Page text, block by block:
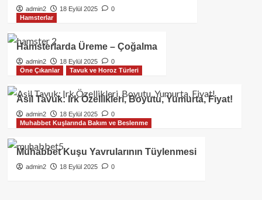
admin2 18 Eylül 2025
0
Hamsterlar
Hamsterlarda Üreme – Çoğalma
admin2 18 Eylül 2025
0
Öne Çıkanlar
Tavuk ve Horoz Türleri
Asil Tavuk: Irk Özellikleri, Boyutu, Yumurta, Fiyat!
admin2 18 Eylül 2025
0
Muhabbet Kuşlarında Bakım ve Beslenme
Muhabbet Kuşu Yavrularının Tüylenmesi
admin2 18 Eylül 2025 0